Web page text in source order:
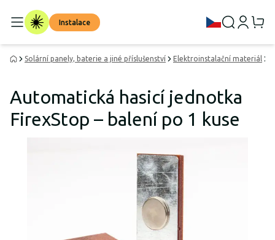
Instalace
Solární panely, baterie a jiné příslušenství Elektroinstalační materiál
Automatická hasicí jednotka
FirexStop – balení po 1 kuse